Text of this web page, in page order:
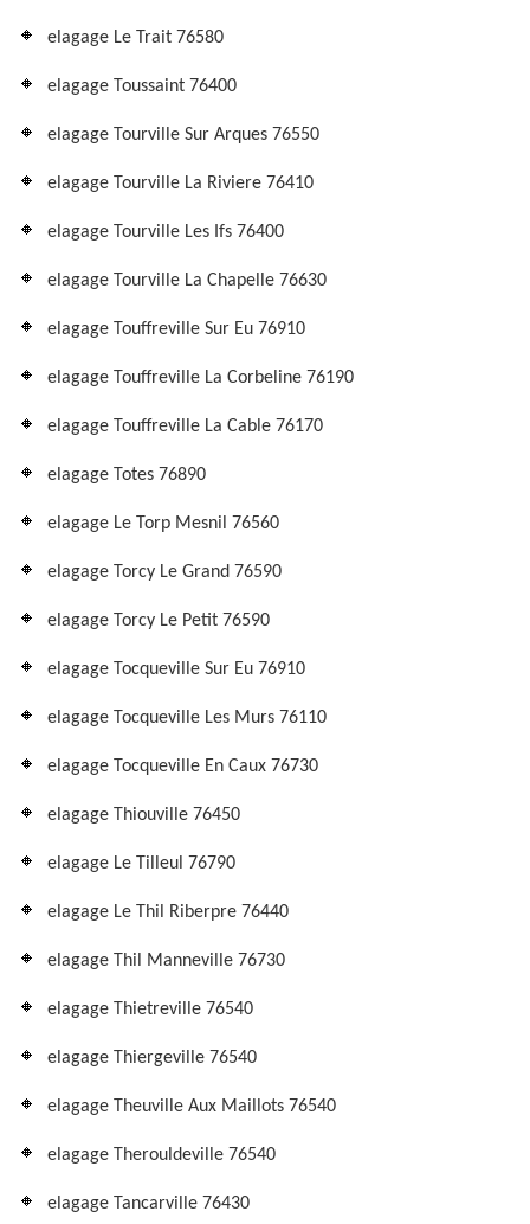
elagage Le Trait 76580
elagage Toussaint 76400
elagage Tourville Sur Arques 76550
elagage Tourville La Riviere 76410
elagage Tourville Les Ifs 76400
elagage Tourville La Chapelle 76630
elagage Touffreville Sur Eu 76910
elagage Touffreville La Corbeline 76190
elagage Touffreville La Cable 76170
elagage Totes 76890
elagage Le Torp Mesnil 76560
elagage Torcy Le Grand 76590
elagage Torcy Le Petit 76590
elagage Tocqueville Sur Eu 76910
elagage Tocqueville Les Murs 76110
elagage Tocqueville En Caux 76730
elagage Thiouville 76450
elagage Le Tilleul 76790
elagage Le Thil Riberpre 76440
elagage Thil Manneville 76730
elagage Thietreville 76540
elagage Thiergeville 76540
elagage Theuville Aux Maillots 76540
elagage Therouldeville 76540
elagage Tancarville 76430